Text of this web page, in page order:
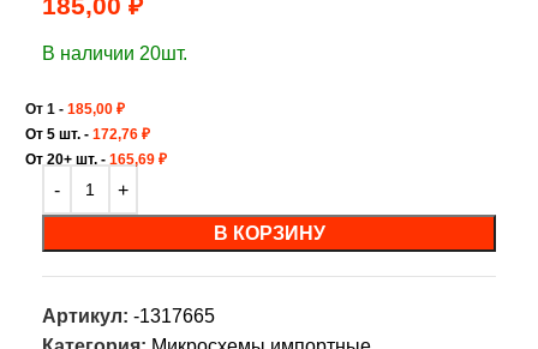
В наличии 20шт.
От 1 - 185,00 ₽
От 5 шт. - 172,76 ₽
От 20+ шт. - 165,69 ₽
В КОРЗИНУ
Артикул: -1317665